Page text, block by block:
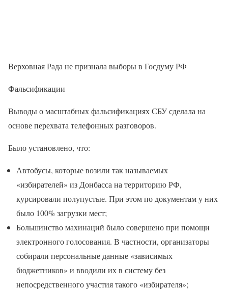
Верховная Рада не признала выборы в Госдуму РФ
Фальсификации
Выводы о масштабных фальсификациях СБУ сделала на
основе перехвата телефонных разговоров.
Было установлено, что:
Автобусы, которые возили так называемых
«избирателей» из Донбасса на территорию РФ,
курсировали полупустые. При этом по документам у них
было 100% загрузки мест;
Большинство махинаций было совершено при помощи
электронного голосования. В частности, организаторы
собирали персональные данные «зависимых
бюджетников» и вводили их в систему без
непосредственного участия такого «избирателя»;